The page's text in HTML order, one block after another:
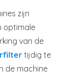
zijn
optimale
van de
tijdig te
de machine